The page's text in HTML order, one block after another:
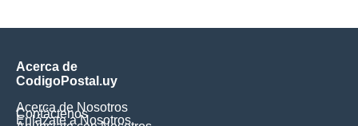
Acerca de
CodigoPostal.uy
Acerca de Nosotros
Contáctenos
Enlázate a Nosotros